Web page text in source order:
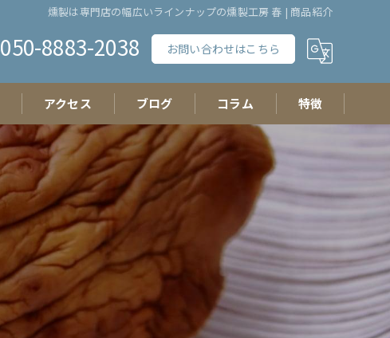
燻製は専門店の幅広いラインナップの燻製工房 春 | 商品紹介
050-8883-2038 お問い合わせはこちら
アクセス ブログ コラム 特徴
おつまみ
ギフト
たまご